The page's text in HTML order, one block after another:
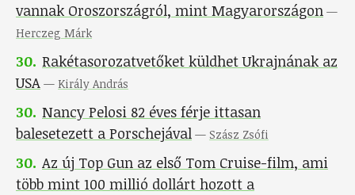
vannak Oroszországról, mint Magyarországon —
Herczeg Márk
30. Rakétasorozatvetőket küldhet Ukrajnának az
USA — Király András
30. Nancy Pelosi 82 éves férje ittasan
balesetezett a Porschejával — Szász Zsófi
30. Az új Top Gun az első Tom Cruise-film, ami
több mint 100 millió dollárt hozott a